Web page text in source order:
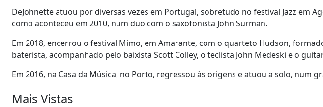
DeJohnette atuou por diversas vezes em Portugal, sobretudo no festival Jazz em
como aconteceu em 2010, num duo com o saxofonista John Surman.
Em 2018, encerrou o festival Mimo, em Amarante, com o quarteto Hudson,
baterista, acompanhado pelo baixista Scott Colley, o teclista John Medeski e o
Em 2016, na Casa da Música, no Porto, regressou às origens e atuou a solo, num
Mais Vistas